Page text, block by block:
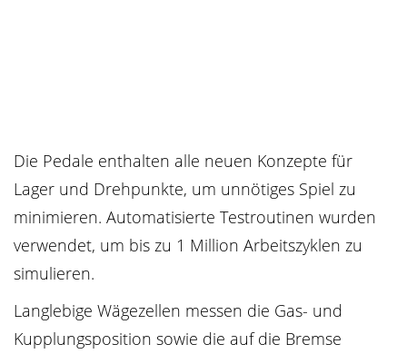
Die Pedale enthalten alle neuen Konzepte für
Lager und Drehpunkte, um unnötiges Spiel zu
minimieren. Automatisierte Testroutinen wurden
verwendet, um bis zu 1 Million Arbeitszyklen zu
simulieren.
Langlebige Wägezellen messen die Gas- und
Kupplungsposition sowie die auf die Bremse